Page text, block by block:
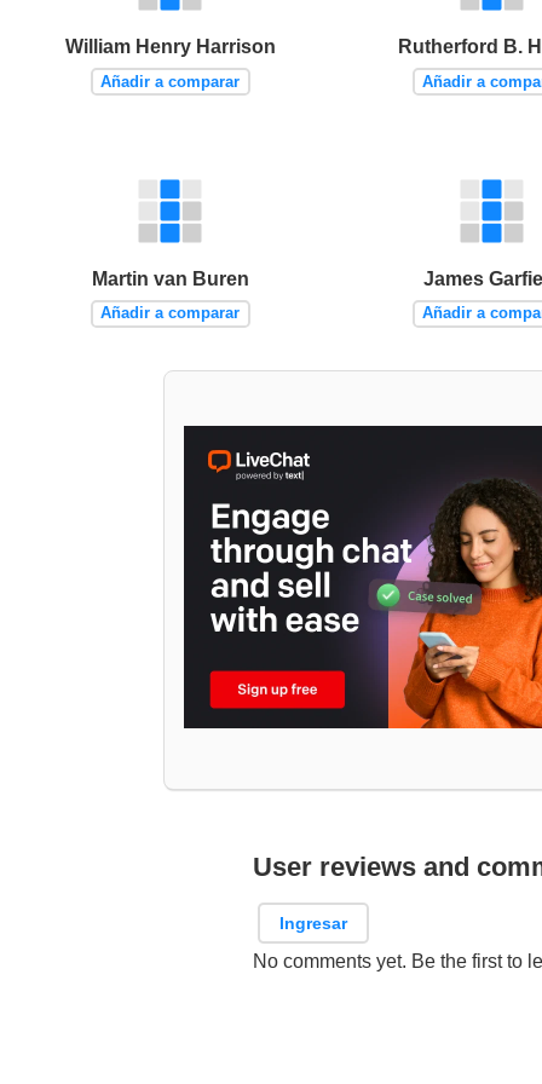
William Henry Harrison
Añadir a comparar
Rutherford B.
Añadir a
Martin van Buren
Añadir a comparar
James
Añadir a
User reviews and
Ingresar
No comments yet. Be the first to